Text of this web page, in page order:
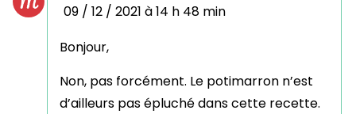
09 / 12 / 2021 à 14 h 48 min
Bonjour,
Non, pas forcément. Le potimarron n’est
d’ailleurs pas épluché dans cette recette.